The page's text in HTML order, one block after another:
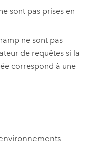
sont pas prises en
ne sont pas
de requêtes si la
correspond à une